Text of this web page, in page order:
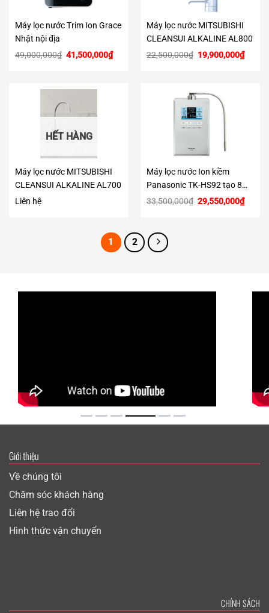
Máy lọc nước Trim Ion Grace
Nhật nội địa
49,000,000₫ Giá
gốc
41,500,000₫Giá
hiện
Máy lọc nước MITSUBISHI
CLEANSUI ALKALINE AL800
22,500,000₫ Giá
gốc
19,900,000₫Giá
hiện
HẾT HÀNG
Máy lọc nước MITSUBISHI
CLEANSUI ALKALINE AL700
Liên hệ
Máy lọc nước Ion kiềm
Panasonic TK-HS92 tạo 8
chế độ nước
33,500,000₫ Giá
gốc
29,550,000₫Giá
hiện
1 2
Giới thiệu
Về chúng tôi
Chăm sóc khách hàng
Liên hệ trao đổi
Hình thức vận chuyển
CHÍNH SÁCH